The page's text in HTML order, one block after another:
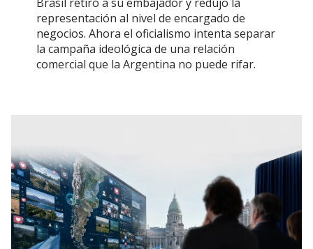
Brasil retiró a su embajador y redujo la
representación al nivel de encargado de
negocios. Ahora el oficialismo intenta separar
la campaña ideológica de una relación
comercial que la Argentina no puede rifar.